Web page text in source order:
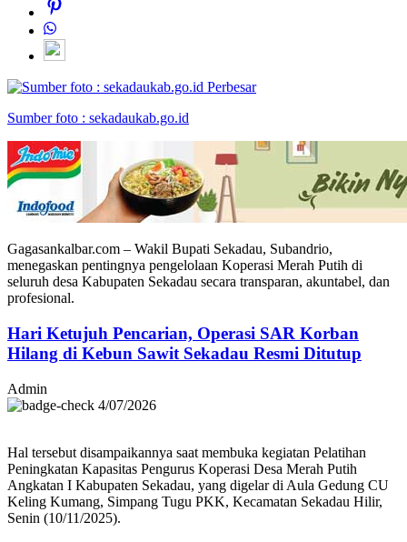
Perbesar
Sumber foto : sekadaukab.go.id
Gagasankalbar.com – Wakil Bupati Sekadau, Subandrio,
menegaskan pentingnya pengelolaan Koperasi Merah Putih di
seluruh desa Kabupaten Sekadau secara transparan, akuntabel, dan
profesional.
Hari Ketujuh Pencarian, Operasi SAR Korban
Hilang di Kebun Sawit Sekadau Resmi Ditutup
Admin
4/07/2026
Hal tersebut disampaikannya saat membuka kegiatan Pelatihan
Peningkatan Kapasitas Pengurus Koperasi Desa Merah Putih
Angkatan I Kabupaten Sekadau, yang digelar di Aula Gedung CU
Keling Kumang, Simpang Tugu PKK, Kecamatan Sekadau Hilir,
Senin (10/11/2025).